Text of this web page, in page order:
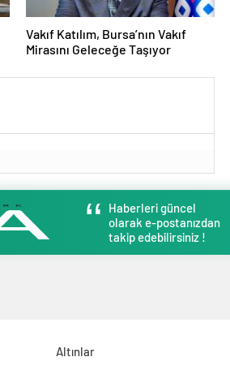
Vakıf Katılım, Bursa’nın Vakıf
Mirasını Geleceğe Taşıyor
Haberleri güncel
olarak e-postanızdan
takip edebilirsiniz !
Altınlar